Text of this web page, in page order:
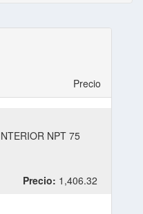
Precio
NPT 75
Precio: 1,406.32